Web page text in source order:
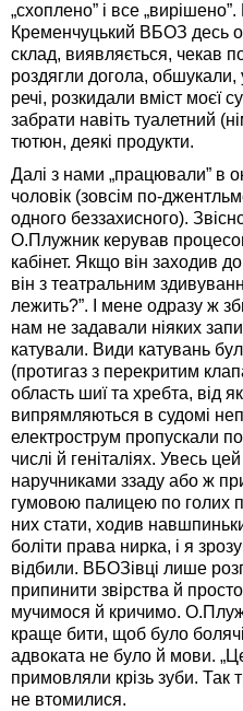
„схоплено” і все
Кременчуцький ВБОЗ десь
склад, виявляється, чекав
роздягли догола, обшукали,
речі, розкидали вміст моєї
забрати навіть туалетний
тютюн, деякі продукти.
Далі з нами „працювали” в
чоловік (зовсім по-
одного беззахисного).
О.Плужник керував
кабінет. Якщо він заходив до
він з театральним
лежить?”. І мене одразу ж
нам не задавали ніяких
катували. Види катувань
(протигаз з перекритим
область шиї та хребта, від
випрямляються в судомі
електрострум пропускали
числі й геніталіях. Увесь
наручниками ззаду або ж
гумовою палицею по голих
них стати, ходив
боліти права нирка, і я
відбили. ВБОЗівці лише
припинити звірства й
мучимося й кричимо.
краще бити, щоб було
адвоката не було й мови.
примовляли крізь зуби. Так
не втомилися.